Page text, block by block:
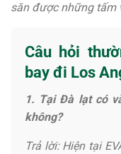
săn được những tấm
Câu hỏi
bay đi Los
1. Tại Đà lạt có
không?
Trả lời: Hiện tại